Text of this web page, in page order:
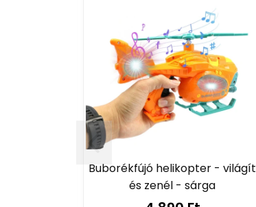
Buborékfújó helikopter - világít
és zenél - sárga